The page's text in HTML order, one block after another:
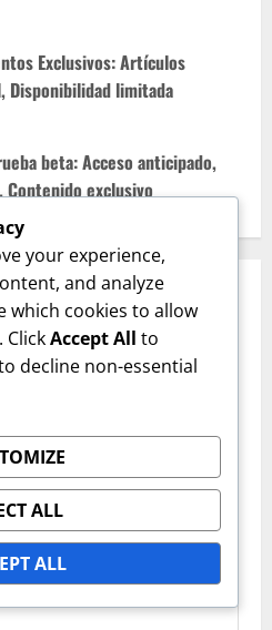
Exclusivos: Artículos
Disponibilidad limitada
beta: Acceso anticipado,
Contenido exclusivo
not be published.Required
your experience,
and analyze
which cookies to allow
. ClickAccept All to
decline non-essential
ALL
ALL